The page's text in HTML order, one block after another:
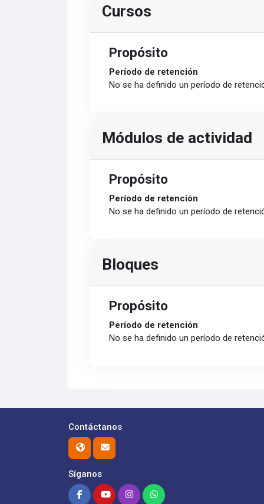
Cursos
Propósito
Período de retención
No se ha definido un período de
Módulos de actividad
Propósito
Período de retención
No se ha definido un período de
Bloques
Propósito
Período de retención
No se ha definido un período de
Contáctanos
Síganos